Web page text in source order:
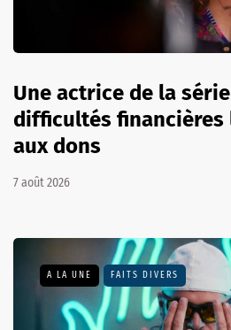
Une actrice de la
difficultés financières
aux dons
7 août 2026
A LA UNE FAITS DIVERS